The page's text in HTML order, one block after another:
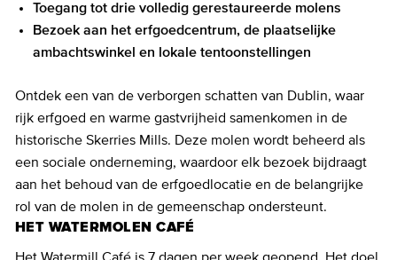
Toegang tot drie volledig gerestaureerde molens
Bezoek aan het erfgoedcentrum, de plaatselijke
ambachtswinkel en lokale tentoonstellingen
Ontdek een van de verborgen schatten van Dublin, waar
rijk erfgoed en warme gastvrijheid samenkomen in de
historische Skerries Mills. Deze molen wordt beheerd als
een sociale onderneming, waardoor elk bezoek bijdraagt
aan het behoud van de erfgoedlocatie en de belangrijke
rol van de molen in de gemeenschap ondersteunt.
HET WATERMOLEN CAFÉ